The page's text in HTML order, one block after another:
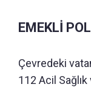
EMEKLİ
Çevredeki
112 Acil